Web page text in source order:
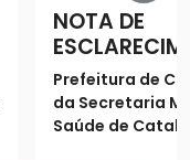
NOTA DE
Prefeitura de
da Secretaria
Saúde de